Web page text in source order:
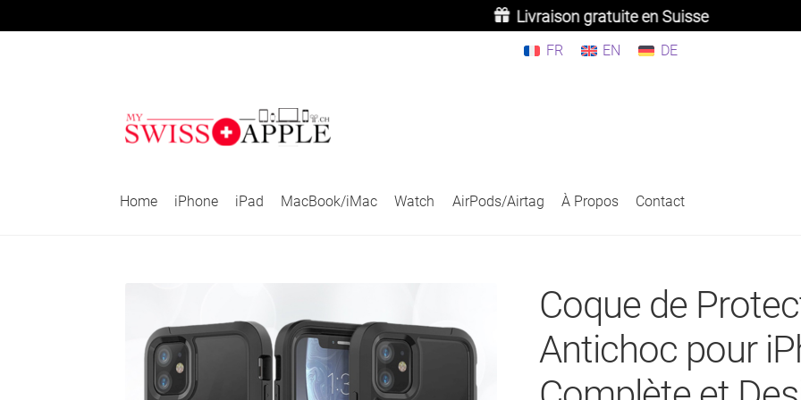
Livraison gratuite en Suisse
FR EN DE
Aller
à
Aller
au
Home iPhone iPad MacBook/iMac Watch AirPods/Airtag À Propos Contact
Coque de
Antichoc pour